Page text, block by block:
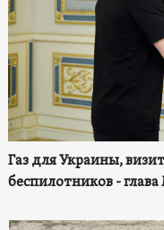
Газ для Украины,
беспилотников -